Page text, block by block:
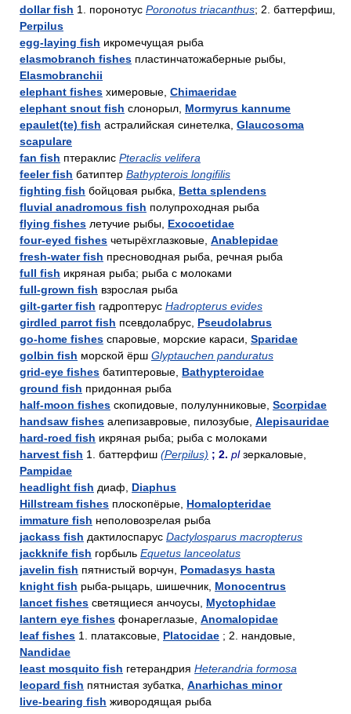
dollar fish 1. поронотус Poronotus triacanthus; 2. баттерфиш,
Perpilus
egg-laying fish икромечущая рыба
elasmobranch fishes пластинчатожаберные рыбы,
Elasmobranchii
elephant fishes химеровые, Chimaeridae
elephant snout fish слонорыл, Mormyrus kannume
epaulet(te) fish астралийская синетелка, Glaucosoma
scapulare
fan fish птераклис Pteraclis velifera
feeler fish батиптер Bathypterois longifilis
fighting fish бойцовая рыбка, Betta splendens
fluvial anadromous fish полупроходная рыба
flying fishes летучие рыбы, Exocoetidae
four-eyed fishes четырёхглазковые, Anablepidae
fresh-water fish пресноводная рыба, речная рыба
full fish икряная рыба; рыба с молоками
full-grown fish взрослая рыба
gilt-garter fish гадроптерус Hadropterus evides
girdled parrot fish псевдолабрус, Pseudolabrus
go-home fishes спаровые, морские караси, Sparidae
golbin fish морской ёрш Glyptauchen panduratus
grid-eye fishes батиптеровые, Bathypteroidae
ground fish придонная рыба
half-moon fishes скопидовые, полулунниковые, Scorpidae
handsaw fishes алепизавровые, пилозубые, Alepisauridae
hard-roed fish икряная рыба; рыба с молоками
harvest fish 1. баттерфиш (Perpilus) ; 2. pl зеркаловые,
Pampidae
headlight fish диаф, Diaphus
Hillstream fishes плоскопёрые, Homalopteridae
immature fish неполовозрелая рыба
jackass fish дактилоспарус Dactylosparus macropterus
jackknife fish горбыль Equetus lanceolatus
javelin fish пятнистый ворчун, Pomadasys hasta
knight fish рыба-рыцарь, шишечник, Monocentrus
lancet fishes светящиеся анчоусы, Myctophidae
lantern eye fishes фонареглазые, Anomalopidae
leaf fishes 1. платаксовые, Platocidae ; 2. нандовые,
Nandidae
least mosquito fish гетерандрия Heterandria formosa
leopard fish пятнистая зубатка, Anarhichas minor
live-bearing fish живородящая рыба